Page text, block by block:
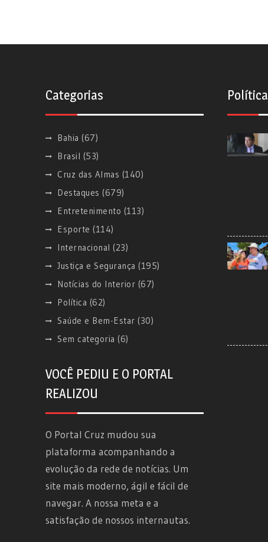
Categorias
Bahia (67)
Brasil (53)
Cruz das Almas (140)
Destaques (679)
Entretenimento (113)
Esporte (114)
Internacional (23)
Justiça e Segurança (195)
Notícias do Interior (67)
Política (62)
Saúde e Bem-Estar (30)
Sem categoria (6)
VOCÊ PEDIU E O PORTAL
REALIZOU
O Portal Cruz mudou sua
plataforma acompanhando a
evolução da rede de notícias. Um
site mais moderno, ágil e fácil de
navegar. A nossa meta e a
satisfação de nossos internautas.
Política